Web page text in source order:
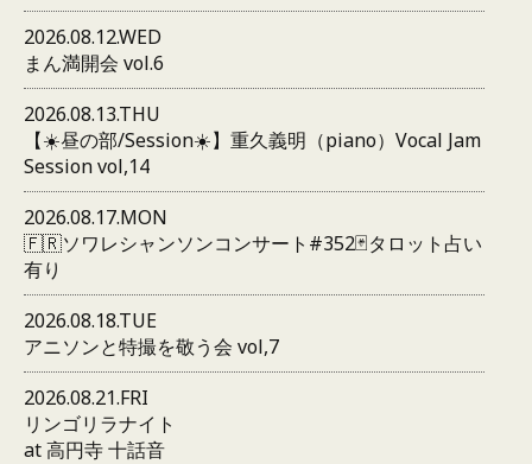
2026.08.12.WED
まん満開会 vol.6
2026.08.13.THU
【☀️昼の部/Session☀️】重久義明（piano）Vocal Jam
Session vol,14
2026.08.17.MON
🇫🇷ソワレシャンソンコンサート#352🃏タロット占い
有り
2026.08.18.TUE
アニソンと特撮を敬う会 vol,7
2026.08.21.FRI
リンゴリラナイト
at 高円寺 十話音